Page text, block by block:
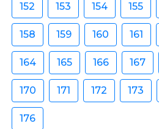
152 153 154 155
158 159 160 161
164 165 166 167
170 171 172 173
176